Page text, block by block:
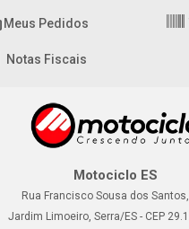
Meus Pedidos
Notas Fiscais
Motociclo ES
Rua Francisco Sousa dos Santos,
Jardim Limoeiro, Serra/ES - CEP